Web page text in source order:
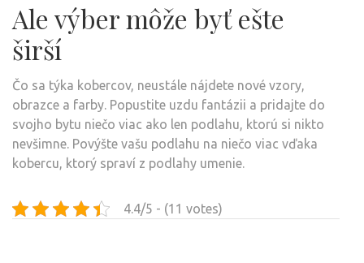
Ale výber môže byť ešte
širší
Čo sa týka kobercov, neustále nájdete nové vzory,
obrazce a farby. Popustite uzdu fantázii a pridajte do
svojho bytu niečo viac ako len podlahu, ktorú si nikto
nevšimne. Povýšte vašu podlahu na niečo viac vďaka
kobercu, ktorý spraví z podlahy umenie.
4.4/5 - (11 votes)